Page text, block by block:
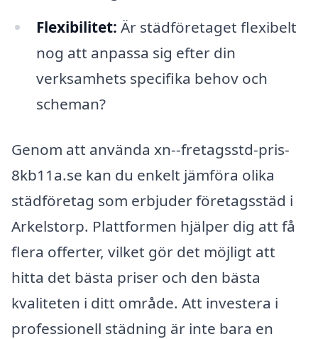
Flexibilitet: Är städföretaget flexibelt
nog att anpassa sig efter din
verksamhets specifika behov och
scheman?
Genom att använda xn--fretagsstd-pris-
8kb11a.se kan du enkelt jämföra olika
städföretag som erbjuder företagsstäd i
Arkelstorp. Plattformen hjälper dig att få
flera offerter, vilket gör det möjligt att
hitta det bästa priser och den bästa
kvaliteten i ditt område. Att investera i
professionell städning är inte bara en